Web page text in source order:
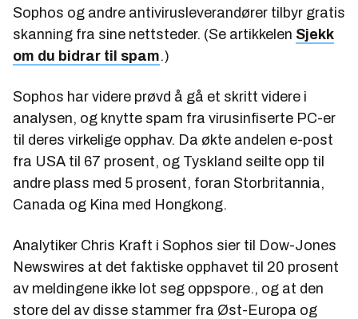
Sophos og andre antivirusleverandører tilbyr gratis
skanning fra sine nettsteder. (Se artikkelen Sjekk
om du bidrar til spam.)
Sophos har videre prøvd å gå et skritt videre i
analysen, og knytte spam fra virusinfiserte PC-er
til deres virkelige opphav. Da økte andelen e-post
fra USA til 67 prosent, og Tyskland seilte opp til
andre plass med 5 prosent, foran Storbritannia,
Canada og Kina med Hongkong.
Analytiker Chris Kraft i Sophos sier til Dow-Jones
Newswires at det faktiske opphavet til 20 prosent
av meldingene ikke lot seg oppspore., og at den
store del av disse stammer fra Øst-Europa og